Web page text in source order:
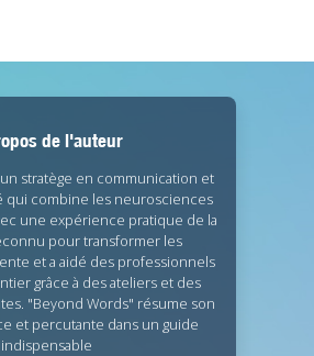
de l'auteur
stratège en communication et
qui combine les neurosciences
une expérience pratique de la
pour transformer les
et a aidé des professionnels
grâce à des ateliers et des
"Beyond Words" résume son
et percutante dans un guide
indispensable